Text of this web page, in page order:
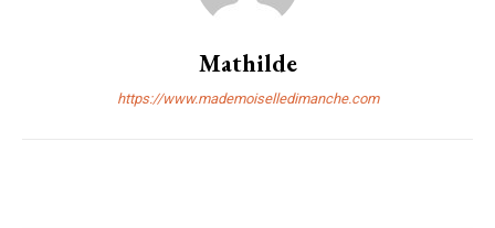
Mathilde
https://www.mademoiselledimanche.com